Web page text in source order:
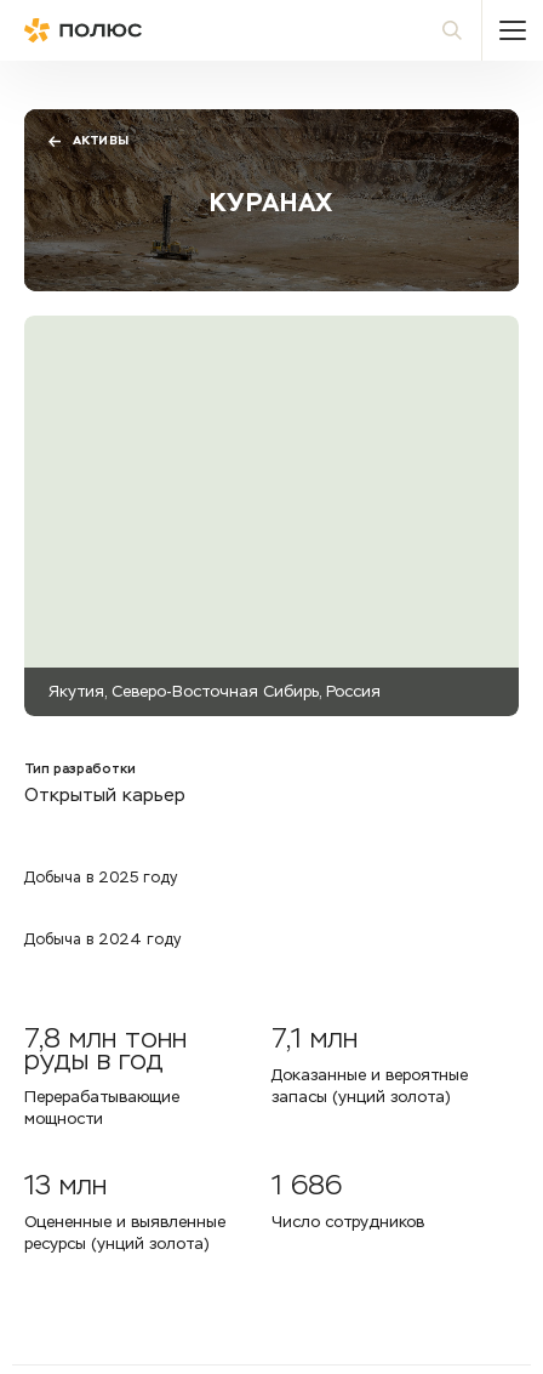
АКТИВЫ
КУРАНАХ
Якутия, Северо-Восточная Сибирь, Россия
Тип разработки
Открытый карьер
Добыча в 2025 году
Добыча в 2024 году
7,8 млн тонн
руды в год
Перерабатывающие
мощности
7,1 млн
Доказанные и вероятные
запасы (унций золота)
13 млн
Оцененные и выявленные
ресурсы (унций золота)
1 686
Число сотрудников